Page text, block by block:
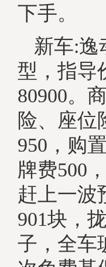
下手。
新车:逸
型，指导
80900。
险、座位
950，购
牌费500
赶上一波
901块，
子，全车